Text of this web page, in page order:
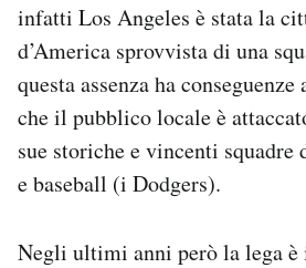
infatti Los Angeles è stata la
d’America sprovvista di una
questa assenza ha
che il pubblico locale è
sue storiche e vincenti
e baseball (i Dodgers).
Negli ultimi anni però la lega è